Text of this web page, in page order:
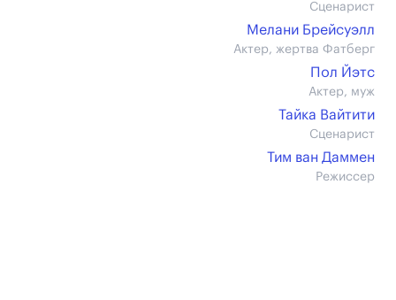
Сценарист
Мелани Брейсуэлл
Актер, жертва Фатберг
Пол Йэтс
Актер, муж
Тайка Вайтити
Сценарист
Тим ван Даммен
Режиссер